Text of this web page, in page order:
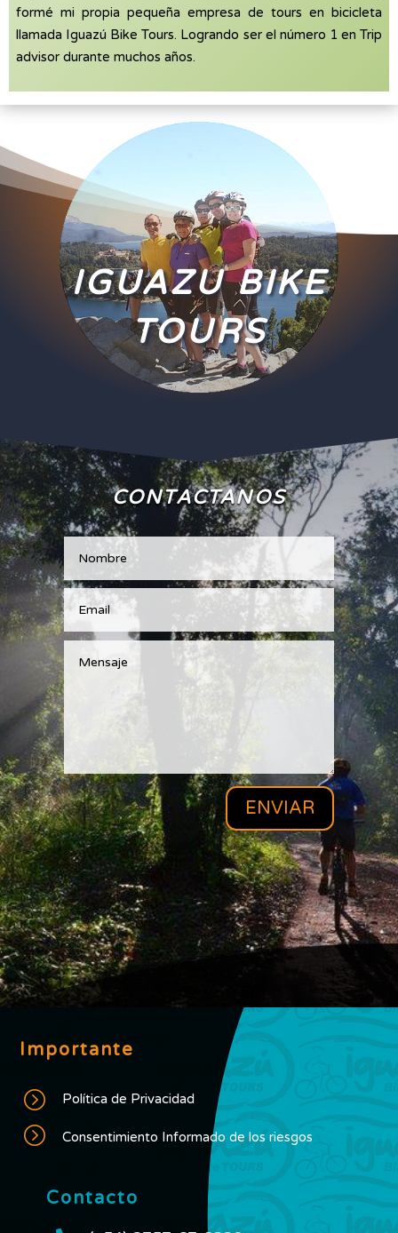
formé mi propia pequeña empresa de tours en bicicleta
llamada Iguazú Bike Tours. Logrando ser el número 1 en Trip
advisor durante muchos años.
IGUAZU BIKE
TOURS
CONTACTANOS
ENVIAR
Importante
= Política de Privacidad
= Consentimiento Informado de los riesgos
Contacto